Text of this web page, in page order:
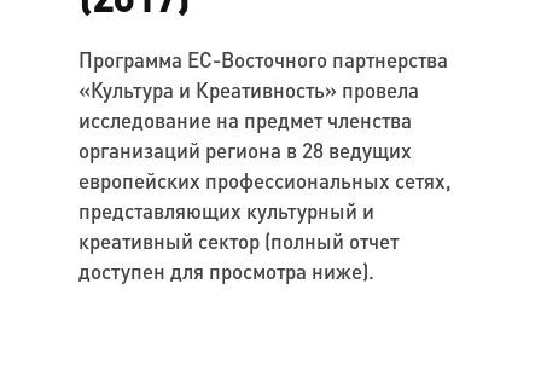
Программа ЕС-Восточного партнерства
«Культура и Креативность» провела
исследование на предмет членства
организаций региона в 28 ведущих
европейских профессиональных сетях,
представляющих культурный и
креативный сектор (полный отчет
доступен для просмотра ниже).